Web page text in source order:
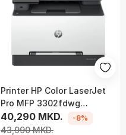
Printer HP Color LaserJet
Pro MFP 3302fdwg
Multifunction Laser Colour
A4 Wi-Fi, USB, LAN,
40,290 MKD.
43,990 MKD.
-8%